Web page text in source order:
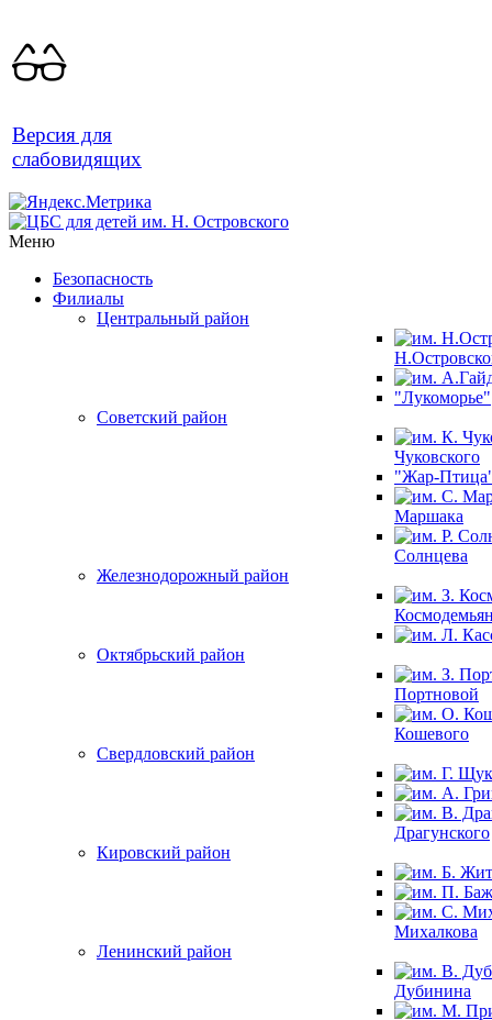
Версия для
слабовидящих
Меню
Безопасность
Филиалы
Центральный район
"Лукоморье"
Советский район
Чуковского
"Жар-
Маршака
Солнцева
Железнодорожный район
Октябрьский район
Портновой
Кошевого
Свердловский район
Драгунского
Кировский район
Михалкова
Ленинский район
Дубинина